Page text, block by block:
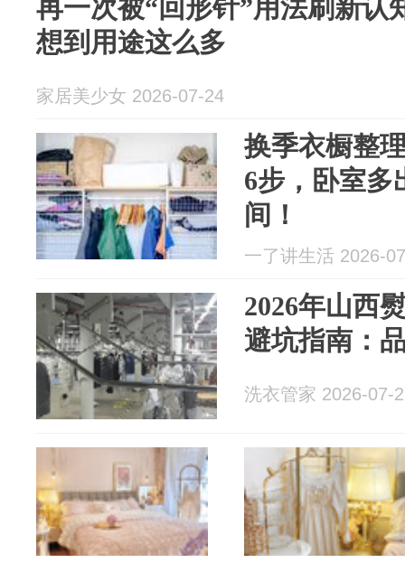
再一次被“回形针”用法刷新认
想到用途这么多
家居美少女 2026-07-24
换季衣橱整
6步，卧室多
间！
一了讲生活 2026-
2026年山西
避坑指南：
洗衣管家 2026-07-